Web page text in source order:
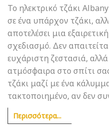
Το ηλεκτρικό τζάκι
σε ένα υπάρχον τζάκι,
αποτελέσει μια
σχεδιασμό. Δεν
ευχάριστη ζεστασιά,
ατμόσφαιρα στο σπίτι
τζάκι μαζί με ένα
τακτοποιημένο, αν δεν
Περισσότερα...